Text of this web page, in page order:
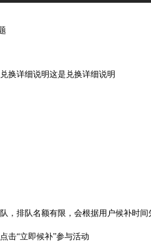
换详细说明这是兑换详细说明
排队名额有限，会根据用户候补时
击“立即候补”参与活动